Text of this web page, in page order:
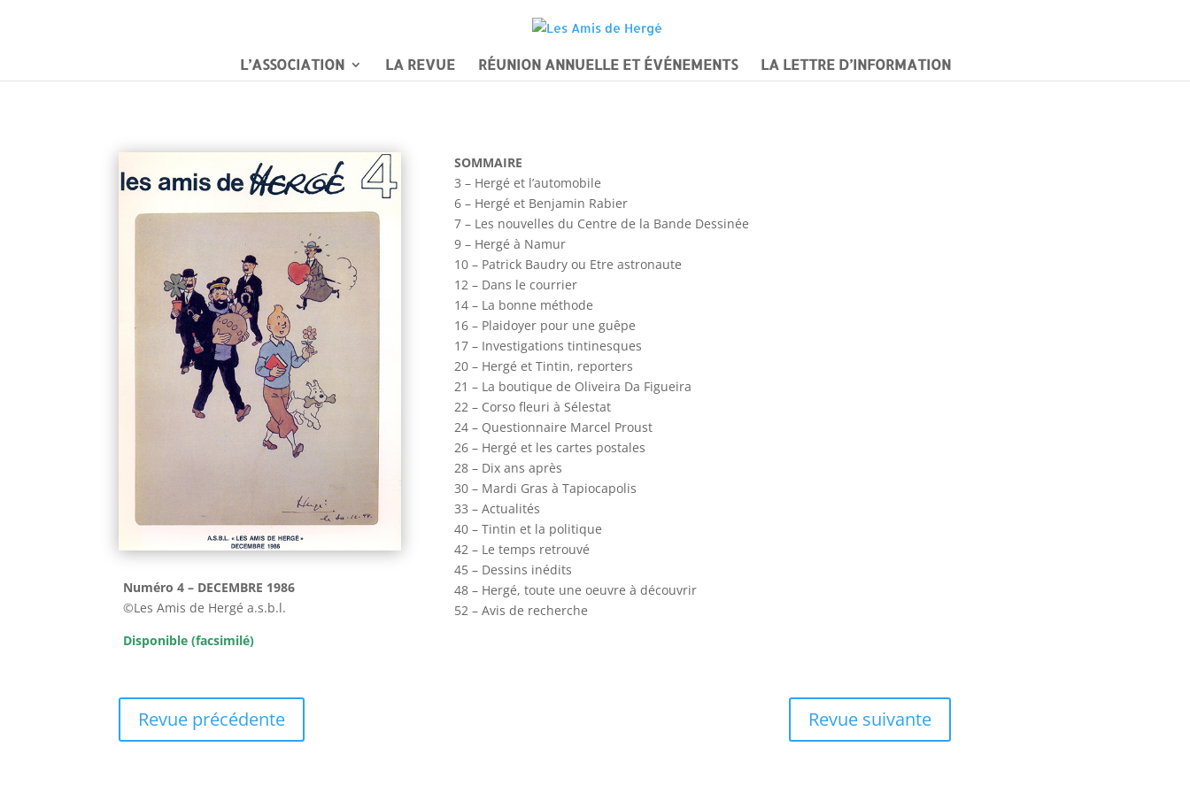
L’ASSOCIATION LA REVUE RÉUNION ANNUELLE ET ÉVÉNEMENTS LA LETTRE D’INFORMATION
Numéro 4 – DECEMBRE 1986
©Les Amis de Hergé a.s.b.l.
Disponible (facsimilé)
SOMMAIRE
3 – Hergé et l’automobile
6 – Hergé et Benjamin Rabier
7 – Les nouvelles du Centre de la Bande Dessinée
9 – Hergé à Namur
10 – Patrick Baudry ou Etre astronaute
12 – Dans le courrier
14 – La bonne méthode
16 – Plaidoyer pour une guêpe
17 – Investigations tintinesques
20 – Hergé et Tintin, reporters
21 – La boutique de Oliveira Da Figueira
22 – Corso fleuri à Sélestat
24 – Questionnaire Marcel Proust
26 – Hergé et les cartes postales
28 – Dix ans après
30 – Mardi Gras à Tapiocapolis
33 – Actualités
40 – Tintin et la politique
42 – Le temps retrouvé
45 – Dessins inédits
48 – Hergé, toute une oeuvre à découvrir
52 – Avis de recherche
Revue précédente Revue suivante